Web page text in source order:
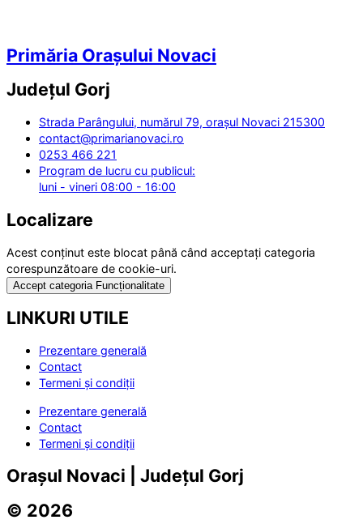
Primăria Orașului Novaci
Județul Gorj
Strada Parângului, numărul 79, orașul Novaci 215300
contact@primarianovaci.ro
0253 466 221
Program de lucru cu publicul:
luni - vineri 08:00 - 16:00
Localizare
Acest conținut este blocat până când acceptați categoria
corespunzătoare de cookie-uri.
Accept categoria Funcționalitate
LINKURI UTILE
Prezentare generală
Contact
Termeni și condiții
Prezentare generală
Contact
Termeni și condiții
Orașul Novaci | Județul Gorj
© 2026